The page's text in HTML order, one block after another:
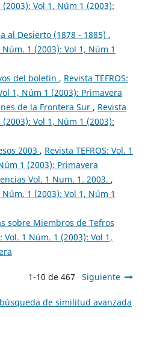
(2003): Vol 1, Núm 1 (2003):
al Desierto (1878 - 1885) ,
Núm. 1 (2003): Vol 1, Núm 1
del boletin , Revista TEFROS:
1, Núm 1 (2003): Primavera
de la Frontera Sur , Revista
(2003): Vol 1, Núm 1 (2003):
2003 , Revista TEFROS: Vol. 1
1 (2003): Primavera
Vol. 1 Num. 1. 2003. ,
Núm. 1 (2003): Vol 1, Núm 1
sobre Miembros de Tefros
Vol. 1 Núm. 1 (2003): Vol 1,
1-10 de 467 Siguiente
de similitud avanzada